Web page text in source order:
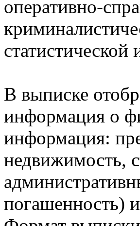
оперативно-
В выписке
информация о
информация:
недвижимость,
погашенность)